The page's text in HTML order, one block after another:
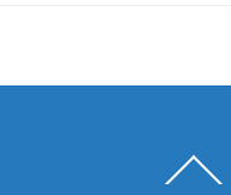
To